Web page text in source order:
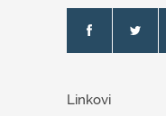
Linkovi